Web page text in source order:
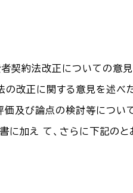
契約法改正についての意見
の改正に関する意見を述
価及び論点の検討等につい
に加え て、さらに下記のと